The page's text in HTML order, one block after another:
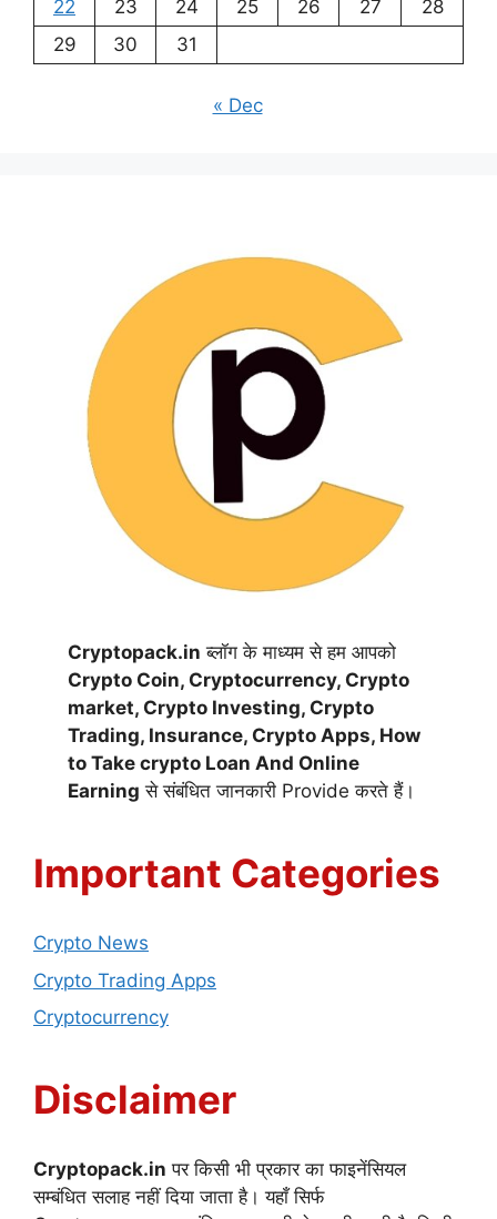
22
23 24 25 26 27
28
29
30 31
« Dec
Cryptopack.in ब्लॉग के माध्यम से हम आपको
Crypto Coin, Cryptocurrency, Crypto
market, Crypto Investing, Crypto
Trading, Insurance, Crypto Apps, How
to Take crypto Loan And Online
Earning से संबंधित जानकारी Provide करते हैं।
Important Categories
Crypto News
Crypto Trading Apps
Cryptocurrency
Disclaimer
Cryptopack.in पर किसी भी प्रकार का फाइनेंसियल
सम्बंधित सलाह नहीं दिया जाता है। यहाँ सिर्फ